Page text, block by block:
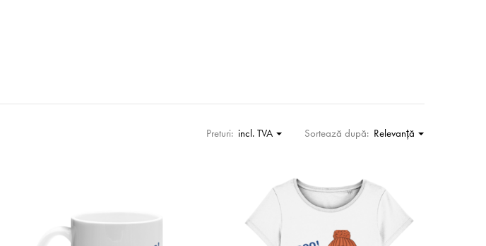
Preturi: incl. TVA Sortează după: Relevanţă